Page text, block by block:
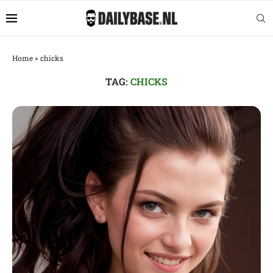
Home» chicks
TAG: CHICKS